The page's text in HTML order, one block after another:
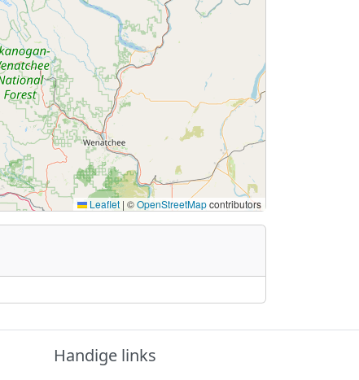
Leaflet | ©OpenStreetMapcontributors
Handige links